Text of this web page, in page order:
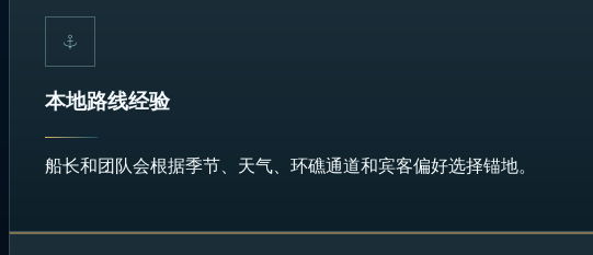
本地路线经验
船长和团队会根据季节、天气、环礁通道和宾客偏好选择锚地。